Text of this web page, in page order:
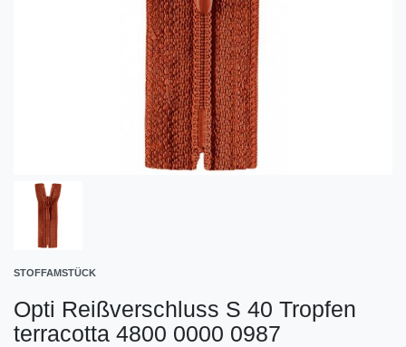
STOFFAMSTÜCK
Opti Reißverschluss S 40 Tropfen
terracotta 4800 0000 0987